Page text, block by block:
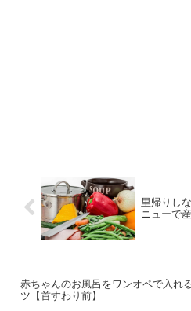
里帰りし
ニューで
赤ちゃんのお風呂をワンオペで入れ
ツ【首すわり前】